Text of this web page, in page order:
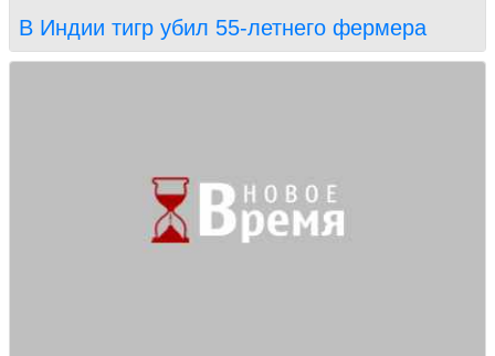
В Индии тигр убил 55-летнего фермера